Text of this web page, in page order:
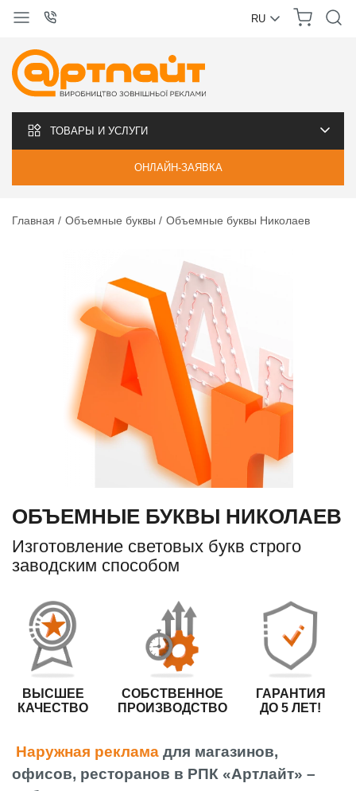
RU
ТОВАРЫ И УСЛУГИ
ОНЛАЙН-ЗАЯВКА
Главная Объемные буквы Объемные буквы Николаев
ОБЪЕМНЫЕ БУКВЫ НИКОЛАЕВ
Изготовление световых букв строго
заводским способом
ВЫСШЕЕ
КАЧЕСТВО
СОБСТВЕННОЕ
ПРОИЗВОДСТВО
ГАРАНТИЯ
ДО 5 ЛЕТ!
Наружная реклама для магазинов,
офисов, ресторанов в РПК «Артлайт» –